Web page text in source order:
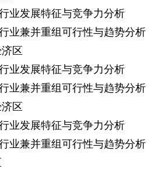
业发展特征与竞争力分析
业兼并重组可行性与趋势分析
区
业发展特征与竞争力分析
业兼并重组可行性与趋势分析
区
业发展特征与竞争力分析
业兼并重组可行性与趋势分析